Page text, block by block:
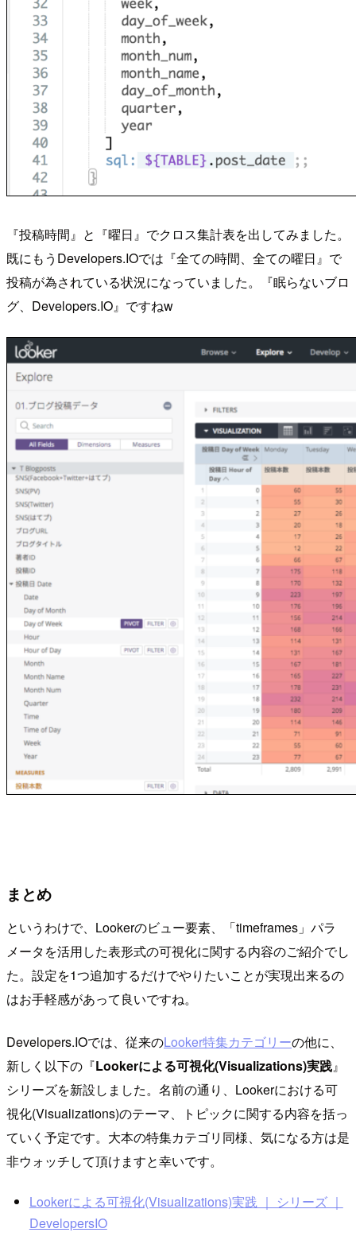
『投稿時間』と『曜日』でクロス集計表を出してみました。
既にもうDevelopers.IOでは『全ての時間、全ての曜日』で
投稿が為されている状況になっていました。『眠らないブロ
グ、Developers.IO』ですねw
まとめ
というわけで、Lookerのビュー要素、「timeframes」パラ
メータを活用した表形式の可視化に関する内容のご紹介でし
た。設定を1つ追加するだけでやりたいことが実現出来るの
はお手軽感があって良いですね。
Developers.IOでは、従来のLooker特集カテゴリーの他に、
新しく以下の『Lookerによる可視化(Visualizations)実践』
シリーズを新設しました。名前の通り、Lookerにおける可
視化(Visualizations)のテーマ、トピックに関する内容を括っ
ていく予定です。大本の特集カテゴリ同様、気になる方は是
非ウォッチして頂けますと幸いです。
Lookerによる可視化(Visualizations)実践 ｜ シリーズ ｜
DevelopersIO